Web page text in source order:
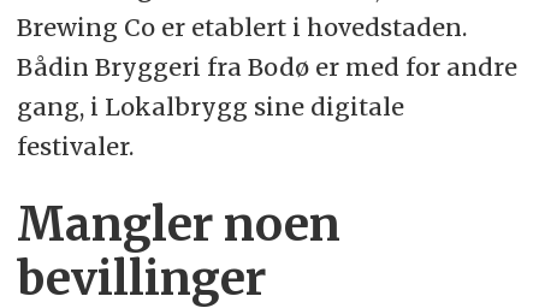
Brewing Co er etablert i hovedstaden.
Bådin Bryggeri fra Bodø er med for andre
gang, i Lokalbrygg sine digitale
festivaler.
Mangler noen
bevillinger